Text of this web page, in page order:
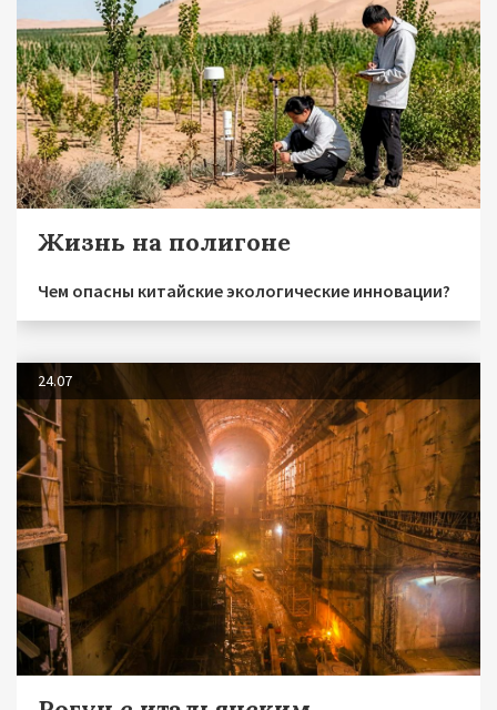
Жизнь на полигоне
Чем опасны китайские экологические инновации?
24.07